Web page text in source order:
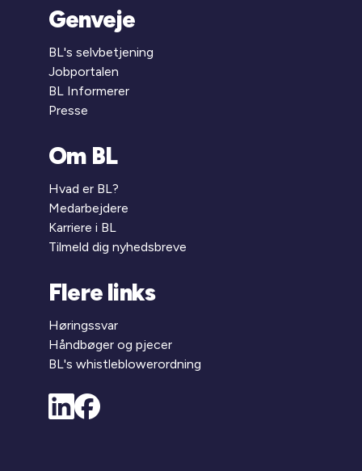
Genveje
BL's selvbetjening
Jobportalen
BL Informerer
Presse
Om BL
Hvad er BL?
Medarbejdere
Karriere i BL
Tilmeld dig nyhedsbreve
Flere links
Høringssvar
Håndbøger og pjecer
BL's whistleblowerordning